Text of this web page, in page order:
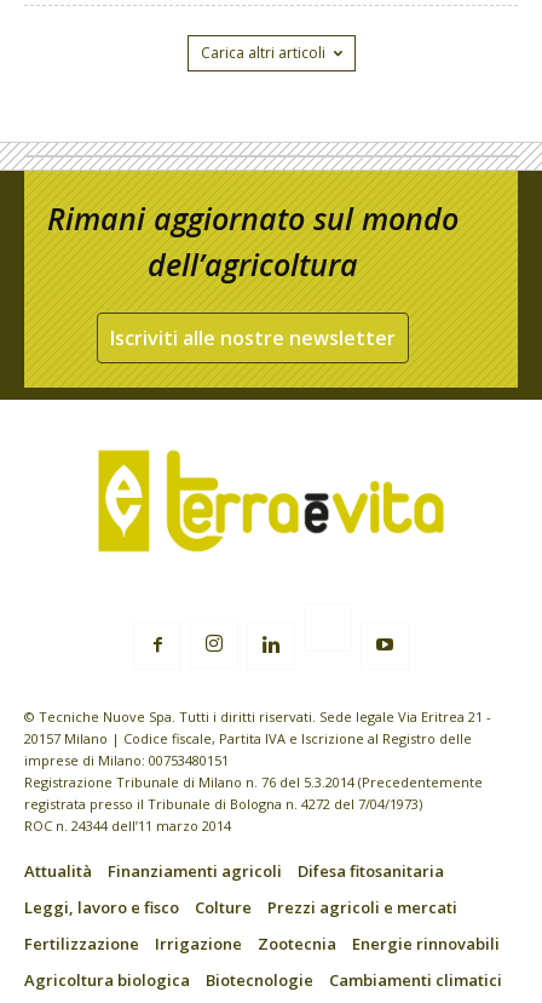
Carica altri articoli
Rimani aggiornato sul mondo
dell’agricoltura
Iscriviti alle nostre newsletter
© Tecniche Nuove Spa. Tutti i diritti riservati. Sede legale Via Eritrea 21 -
20157 Milano | Codice fiscale, Partita IVA e Iscrizione al Registro delle
imprese di Milano: 00753480151
Registrazione Tribunale di Milano n. 76 del 5.3.2014 (Precedentemente
registrata presso il Tribunale di Bologna n. 4272 del 7/04/1973)
ROC n. 24344 dell’11 marzo 2014
Attualità Finanziamenti agricoli
Difesa fitosanitaria
Leggi, lavoro e fisco
Colture
Prezzi agricoli e mercati
Fertilizzazione
Irrigazione Zootecnia
Energie rinnovabili
Agricoltura biologica
Biotecnologie
Cambiamenti climatici